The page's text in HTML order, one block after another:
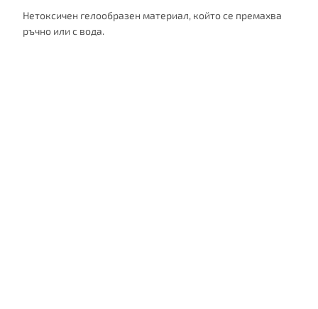
Нетоксичен гелообразен материал, който се премахва
ръчно или с вода.